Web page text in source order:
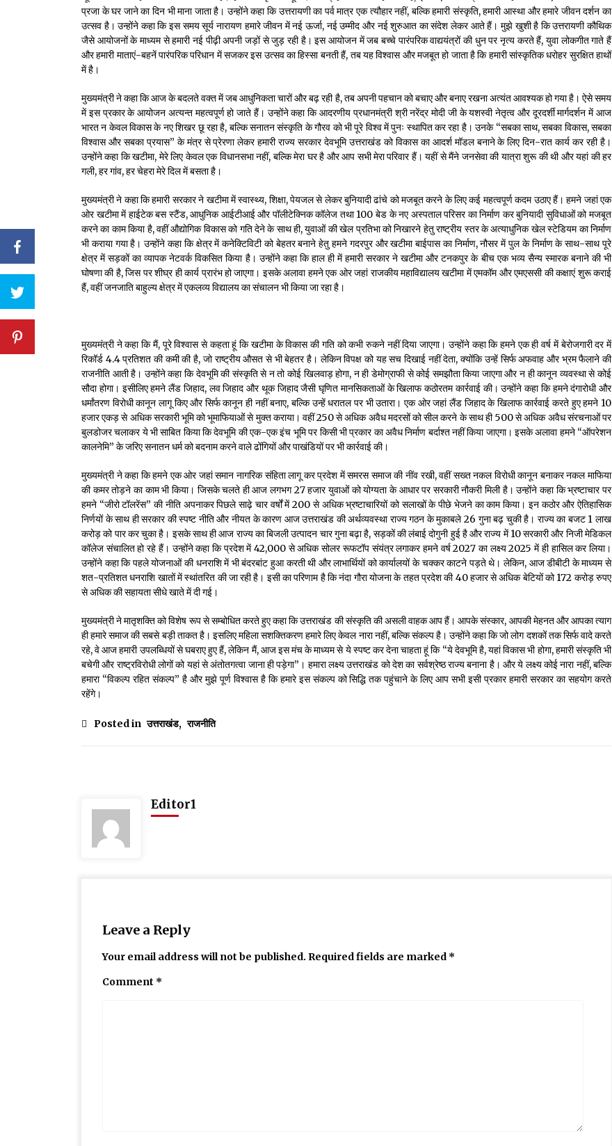
प्रजा के घर जाने का दिन भी माना जाता है। उन्होंने कहा कि उत्तरायणी का पर्व मात्र एक त्यौहार नहीं, बल्कि हमारी संस्कृति, हमारी आस्था और हमारे जीवन दर्शन का
उत्सव है। उन्होंने कहा कि इस समय सूर्य नारायण हमारे जीवन में नई ऊर्जा, नई उम्मीद और नई शुरुआत का संदेश लेकर आते हैं। मुझे खुशी है कि उत्तरायणी कौथिक
जैसे आयोजनों के माध्यम से हमारी नई पीढ़ी अपनी जड़ों से जुड़ रही है। इस आयोजन में जब बच्चे पारंपरिक वाद्ययंत्रों की धुन पर नृत्य करते हैं, युवा लोकगीत गाते हैं
और हमारी माताएं-बहनें पारंपरिक परिधान में सजकर इस उत्सव का हिस्सा बनती हैं, तब यह विश्वास और मजबूत हो जाता है कि हमारी सांस्कृतिक धरोहर सुरक्षित हाथों
में है।
मुख्यमंत्री ने कहा कि आज के बदलते वक्त में जब आधुनिकता चारों और बढ़ रही है, तब अपनी पहचान को बचाए और बनाए रखना अत्यंत आवश्यक हो गया है। ऐसे समय
में इस प्रकार के आयोजन अत्यन्त महत्वपूर्ण हो जाते हैं। उन्होंने कहा कि आदरणीय प्रधानमंत्री श्री नरेंद्र मोदी जी के यशस्वी नेतृत्व और दूरदर्शी मार्गदर्शन में आज
भारत न केवल विकास के नए शिखर छू रहा है, बल्कि सनातन संस्कृति के गौरव को भी पूरे विश्व में पुनः स्थापित कर रहा है। उनके “सबका साथ, सबका विकास, सबका
विश्वास और सबका प्रयास” के मंत्र से प्रेरणा लेकर हमारी राज्य सरकार देवभूमि उत्तराखंड को विकास का आदर्श मॉडल बनाने के लिए दिन-रात कार्य कर रही है।
उन्होंने कहा कि खटीमा, मेरे लिए केवल एक विधानसभा नहीं, बल्कि मेरा घर है और आप सभी मेरा परिवार हैं। यहीं से मैंने जनसेवा की यात्रा शुरू की थी और यहां की हर
गली, हर गांव, हर चेहरा मेरे दिल में बसता है।
मुख्यमंत्री ने कहा कि हमारी सरकार ने खटीमा में स्वास्थ्य, शिक्षा, पेयजल से लेकर बुनियादी ढांचे को मजबूत करने के लिए कई महत्वपूर्ण कदम उठाए हैं। हमने जहां एक
ओर खटीमा में हाईटेक बस स्टैंड, आधुनिक आईटीआई और पॉलीटेक्निक कॉलेज तथा 100 बेड के नए अस्पताल परिसर का निर्माण कर बुनियादी सुविधाओं को मजबूत
करने का काम किया है, वहीं औद्योगिक विकास को गति देने के साथ ही, युवाओं की खेल प्रतिभा को निखारने हेतु राष्ट्रीय स्तर के अत्याधुनिक खेल स्टेडियम का निर्माण
भी कराया गया है। उन्होंने कहा कि क्षेत्र में कनेक्टिविटी को बेहतर बनाने हेतु हमने गदरपुर और खटीमा बाईपास का निर्माण, नौसर में पुल के निर्माण के साथ-साथ पूरे
क्षेत्र में सड़कों का व्यापक नेटवर्क विकसित किया है। उन्होंने कहा कि हाल ही में हमारी सरकार ने खटीमा और टनकपुर के बीच एक भव्य सैन्य स्मारक बनाने की भी
घोषणा की है, जिस पर शीघ्र ही कार्य प्रारंभ हो जाएगा। इसके अलावा हमने एक ओर जहां राजकीय महाविद्यालय खटीमा में एमकॉम और एमएससी की कक्षाएं शुरू कराई
हैं, वहीं जनजाति बाहुल्य क्षेत्र में एकलव्य विद्यालय का संचालन भी किया जा रहा है।
मुख्यमंत्री ने कहा कि मैं, पूरे विश्वास से कहता हूं कि खटीमा के विकास की गति को कभी रुकने नहीं दिया जाएगा। उन्होंने कहा कि हमने एक ही वर्ष में बेरोजगारी दर में
रिकॉर्ड 4.4 प्रतिशत की कमी की है, जो राष्ट्रीय औसत से भी बेहतर है। लेकिन विपक्ष को यह सच दिखाई नहीं देता, क्योंकि उन्हें सिर्फ अफवाह और भ्रम फैलाने की
राजनीति आती है। उन्होंने कहा कि देवभूमि की संस्कृति से न तो कोई खिलवाड़ होगा, न ही डेमोग्राफी से कोई समझौता किया जाएगा और न ही कानून व्यवस्था से कोई
सौदा होगा। इसीलिए हमने लैंड जिहाद, लव जिहाद और थूक जिहाद जैसी घृणित मानसिकताओं के खिलाफ कठोरतम कार्रवाई की। उन्होंने कहा कि हमने दंगारोधी और
धर्मांतरण विरोधी कानून लागू किए और सिर्फ कानून ही नहीं बनाए, बल्कि उन्हें धरातल पर भी उतारा। एक ओर जहां लैंड जिहाद के खिलाफ कार्रवाई करते हुए हमने 10
हजार एकड़ से अधिक सरकारी भूमि को भूमाफियाओं से मुक्त कराया। वहीं 250 से अधिक अवैध मदरसों को सील करने के साथ ही 500 से अधिक अवैध संरचनाओं पर
बुलडोजर चलाकर ये भी साबित किया कि देवभूमि की एक-एक इंच भूमि पर किसी भी प्रकार का अवैध निर्माण बर्दाश्त नहीं किया जाएगा। इसके अलावा हमने “ऑपरेशन
कालनेमि” के जरिए सनातन धर्म को बदनाम करने वाले ढोंगियों और पाखंडियों पर भी कार्रवाई की।
मुख्यमंत्री ने कहा कि हमने एक ओर जहां समान नागरिक संहिता लागू कर प्रदेश में समरस समाज की नींव रखी, वहीं सख्त नकल विरोधी कानून बनाकर नकल माफिया
की कमर तोड़ने का काम भी किया। जिसके चलते ही आज लगभग 27 हजार युवाओं को योग्यता के आधार पर सरकारी नौकरी मिली है। उन्होंने कहा कि भ्रष्टाचार पर
हमने “जीरो टॉलरेंस” की नीति अपनाकर पिछले साढ़े चार वर्षों में 200 से अधिक भ्रष्टाचारियों को सलाखों के पीछे भेजने का काम किया। इन कठोर और ऐतिहासिक
निर्णयों के साथ ही सरकार की स्पष्ट नीति और नीयत के कारण आज उत्तराखंड की अर्थव्यवस्था राज्य गठन के मुकाबले 26 गुना बढ़ चुकी है। राज्य का बजट 1 लाख
करोड़ को पार कर चुका है। इसके साथ ही आज राज्य का बिजली उत्पादन चार गुना बढ़ा है, सड़कों की लंबाई दोगुनी हुई है और राज्य में 10 सरकारी और निजी मेडिकल
कॉलेज संचालित हो रहे हैं। उन्होंने कहा कि प्रदेश में 42,000 से अधिक सोलर रूफटॉप संयंत्र लगाकर हमने वर्ष 2027 का लक्ष्य 2025 में ही हासिल कर लिया।
उन्होंने कहा कि पहले योजनाओं की धनराशि में भी बंदरबांट हुआ करती थी और लाभार्थियों को कार्यालयों के चक्कर काटने पड़ते थे। लेकिन, आज डीबीटी के माध्यम से
शत-प्रतिशत धनराशि खातों में स्थांतरित की जा रही है। इसी का परिणाम है कि नंदा गौरा योजना के तहत प्रदेश की 40 हजार से अधिक बेटियों को 172 करोड़ रुपए
से अधिक की सहायता सीधे खाते में दी गई।
मुख्यमंत्री ने मातृशक्ति को विशेष रूप से सम्बोधित करते हुए कहा कि उत्तराखंड की संस्कृति की असली वाहक आप हैं। आपके संस्कार, आपकी मेहनत और आपका त्याग
ही हमारे समाज की सबसे बड़ी ताकत है। इसलिए महिला सशक्तिकरण हमारे लिए केवल नारा नहीं, बल्कि संकल्प है। उन्होंने कहा कि जो लोग दशकों तक सिर्फ वादे करते
रहे, वे आज हमारी उपलब्धियों से घबराए हुए हैं, लेकिन मैं, आज इस मंच के माध्यम से ये स्पष्ट कर देना चाहता हूं कि “ये देवभूमि है, यहां विकास भी होगा, हमारी संस्कृति भी
बचेगी और राष्ट्रविरोधी लोगों को यहां से अंतोतगत्वा जाना ही पड़ेगा”। हमारा लक्ष्य उत्तराखंड को देश का सर्वश्रेष्ठ राज्य बनाना है। और ये लक्ष्य कोई नारा नहीं, बल्कि
हमारा “विकल्प रहित संकल्प” है और मुझे पूर्ण विश्वास है कि हमारे इस संकल्प को सिद्धि तक पहुंचाने के लिए आप सभी इसी प्रकार हमारी सरकार का सहयोग करते
रहेंगे।
Posted in उत्तराखंड, राजनीति
Editor1
Leave a Reply
Your email address will not be published. Required fields are marked *
Comment *